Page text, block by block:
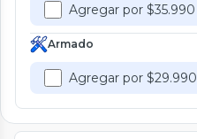
Agregar por $35.990
Armado
Agregar por $29.990